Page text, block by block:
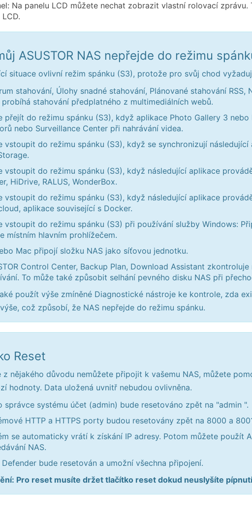
Na panelu LCD můžete nechat zobrazit vlastní rolovací
ASUSTOR NAS nepřejde do režimu
situace ovlivní režim spánku (S3), protože pro svůj chod
stahování, Úlohy snadné stahování, Plánované stahování
stahování předplatného z multimediálních webů.
přejít do režimu spánku (S3), když aplikace Photo Gallery 3
nebo Surveillance Center při nahrávání videa.
vstoupit do režimu spánku (S3), když se synchronizují následující
vstoupit do režimu spánku (S3), když následující aplikace
HiDrive, RALUS, WonderBox.
vstoupit do režimu spánku (S3), když následující aplikace
aplikace související s Docker.
vstoupit do režimu spánku (S3) při používání služby Windows:
místním hlavním prohlížečem.
Mac připojí složku NAS jako síťovou jednotku.
Control Center, Backup Plan, Download Assistant
To může také způsobit selhání pevného disku NAS při
použít výše zmíněné Diagnostické nástroje ke kontrole, zda
což způsobí, že NAS nepřejde do režimu spánku.
Reset
z nějakého důvodu nemůžete připojit k vašemu NAS, můžete
hodnoty. Data uložená uvnitř nebudou ovlivněna.
správce systému účet (admin) bude resetováno zpět na "admin ".
HTTP a HTTPS porty budou resetovány zpět na 8000 a
se automaticky vrátí k získání IP adresy. Potom můžete použít
NAS.
Defender bude resetován a umožní všechna připojení.
Pro reset musíte držet tlačítko reset dokud neuslyšíte